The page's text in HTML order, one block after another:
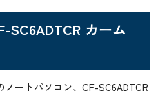
カーム
ートパソコン、CF-SC6ADTCR